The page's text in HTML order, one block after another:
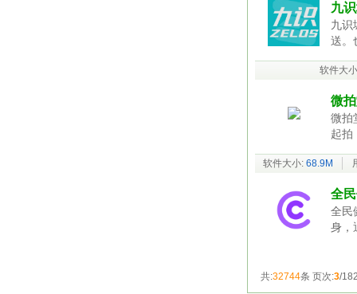
九
九识
送。
软件大
微
微拍
起拍
软件大小: 68.9M
全
全民
身，
共:32744条 页次:3/